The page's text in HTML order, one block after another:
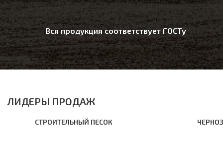
Вся продукция соответствует ГОСТу
ЛИДЕРЫ ПРОДАЖ
СТРОИТЕЛЬНЫЙ ПЕСОК